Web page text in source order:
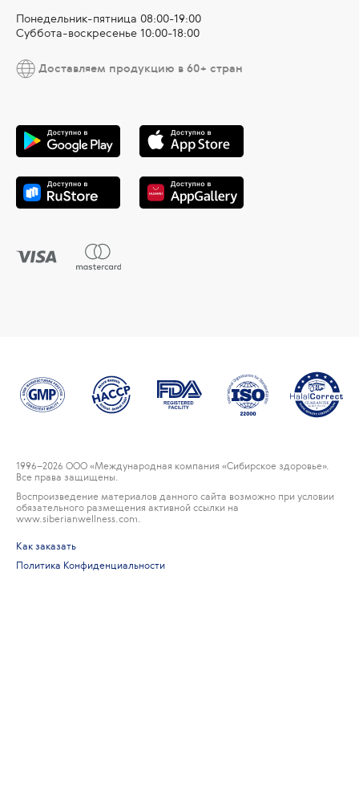
Понедельник-пятница 08:00-19:00
Суббота-воскресенье 10:00-18:00
Доставляем продукцию в 60+ стран
1996–2026 ООО «Международная компания «Сибирское здоровье».
Все права защищены.
Воспроизведение материалов данного сайта возможно при условии
обязательного размещения активной ссылки на
www.siberianwellness.com.
Как заказать
Политика Конфиденциальности